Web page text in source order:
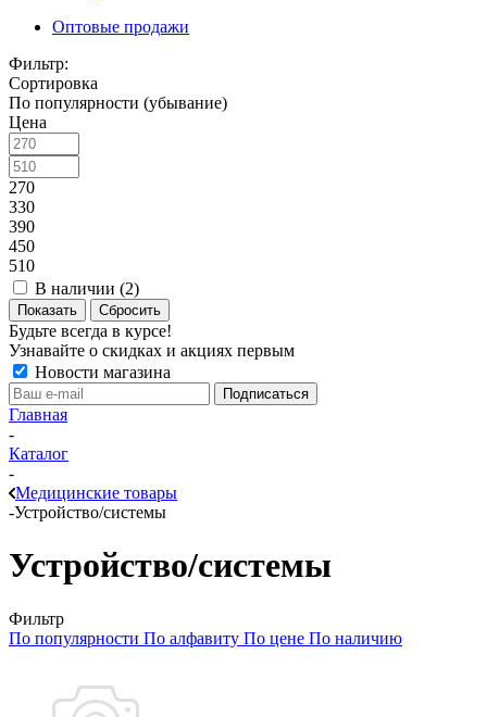
Оптовые продажи
Фильтр:
Сортировка
По популярности (убывание)
Цена
270
330
390
450
510
В наличии (2)
Показать Сбросить
Будьте всегда в курсе!
Узнавайте о скидках и акциях первым
Новости магазина
Главная
-
Каталог
-
Медицинские товары
-Устройство/системы
Устройство/системы
Фильтр
По популярности По алфавиту По цене По наличию